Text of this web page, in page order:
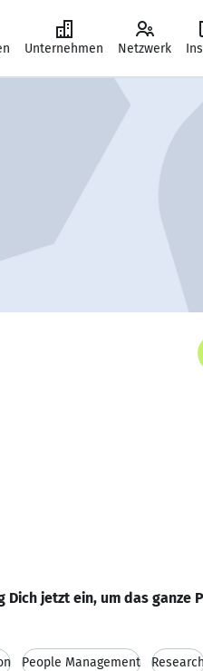
Unternehmen Netzwerk
Dich jetzt ein, um das ganze
People Management